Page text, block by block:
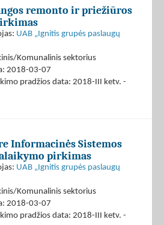
remonto ir priežiūros
UAB „Ignitis grupės paslaugų
Komunalinis sektorius
2018-03-07
pradžios data: 2018-III ketv. -
Informacinės Sistemos
pirkimas
UAB „Ignitis grupės paslaugų
Komunalinis sektorius
2018-03-07
pradžios data: 2018-III ketv. -